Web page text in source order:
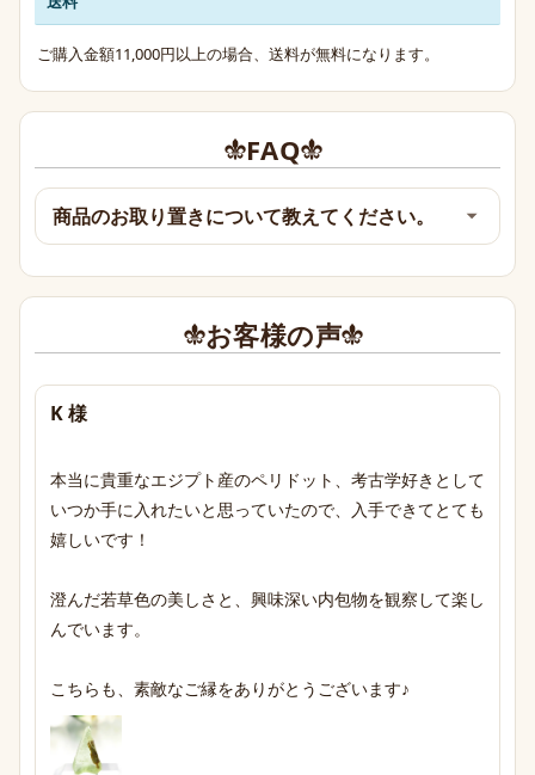
ご購入金額11,000円以上の場合、送料が無料になります。
FAQ
商品のお取り置きについて教えてください。
お客様の声
K 様
本当に貴重なエジプト産のペリドット、考古学好きとして
いつか手に入れたいと思っていたので、入手できてとても
嬉しいです！
澄んだ若草色の美しさと、興味深い内包物を観察して楽し
んでいます。
こちらも、素敵なご縁をありがとうございます♪